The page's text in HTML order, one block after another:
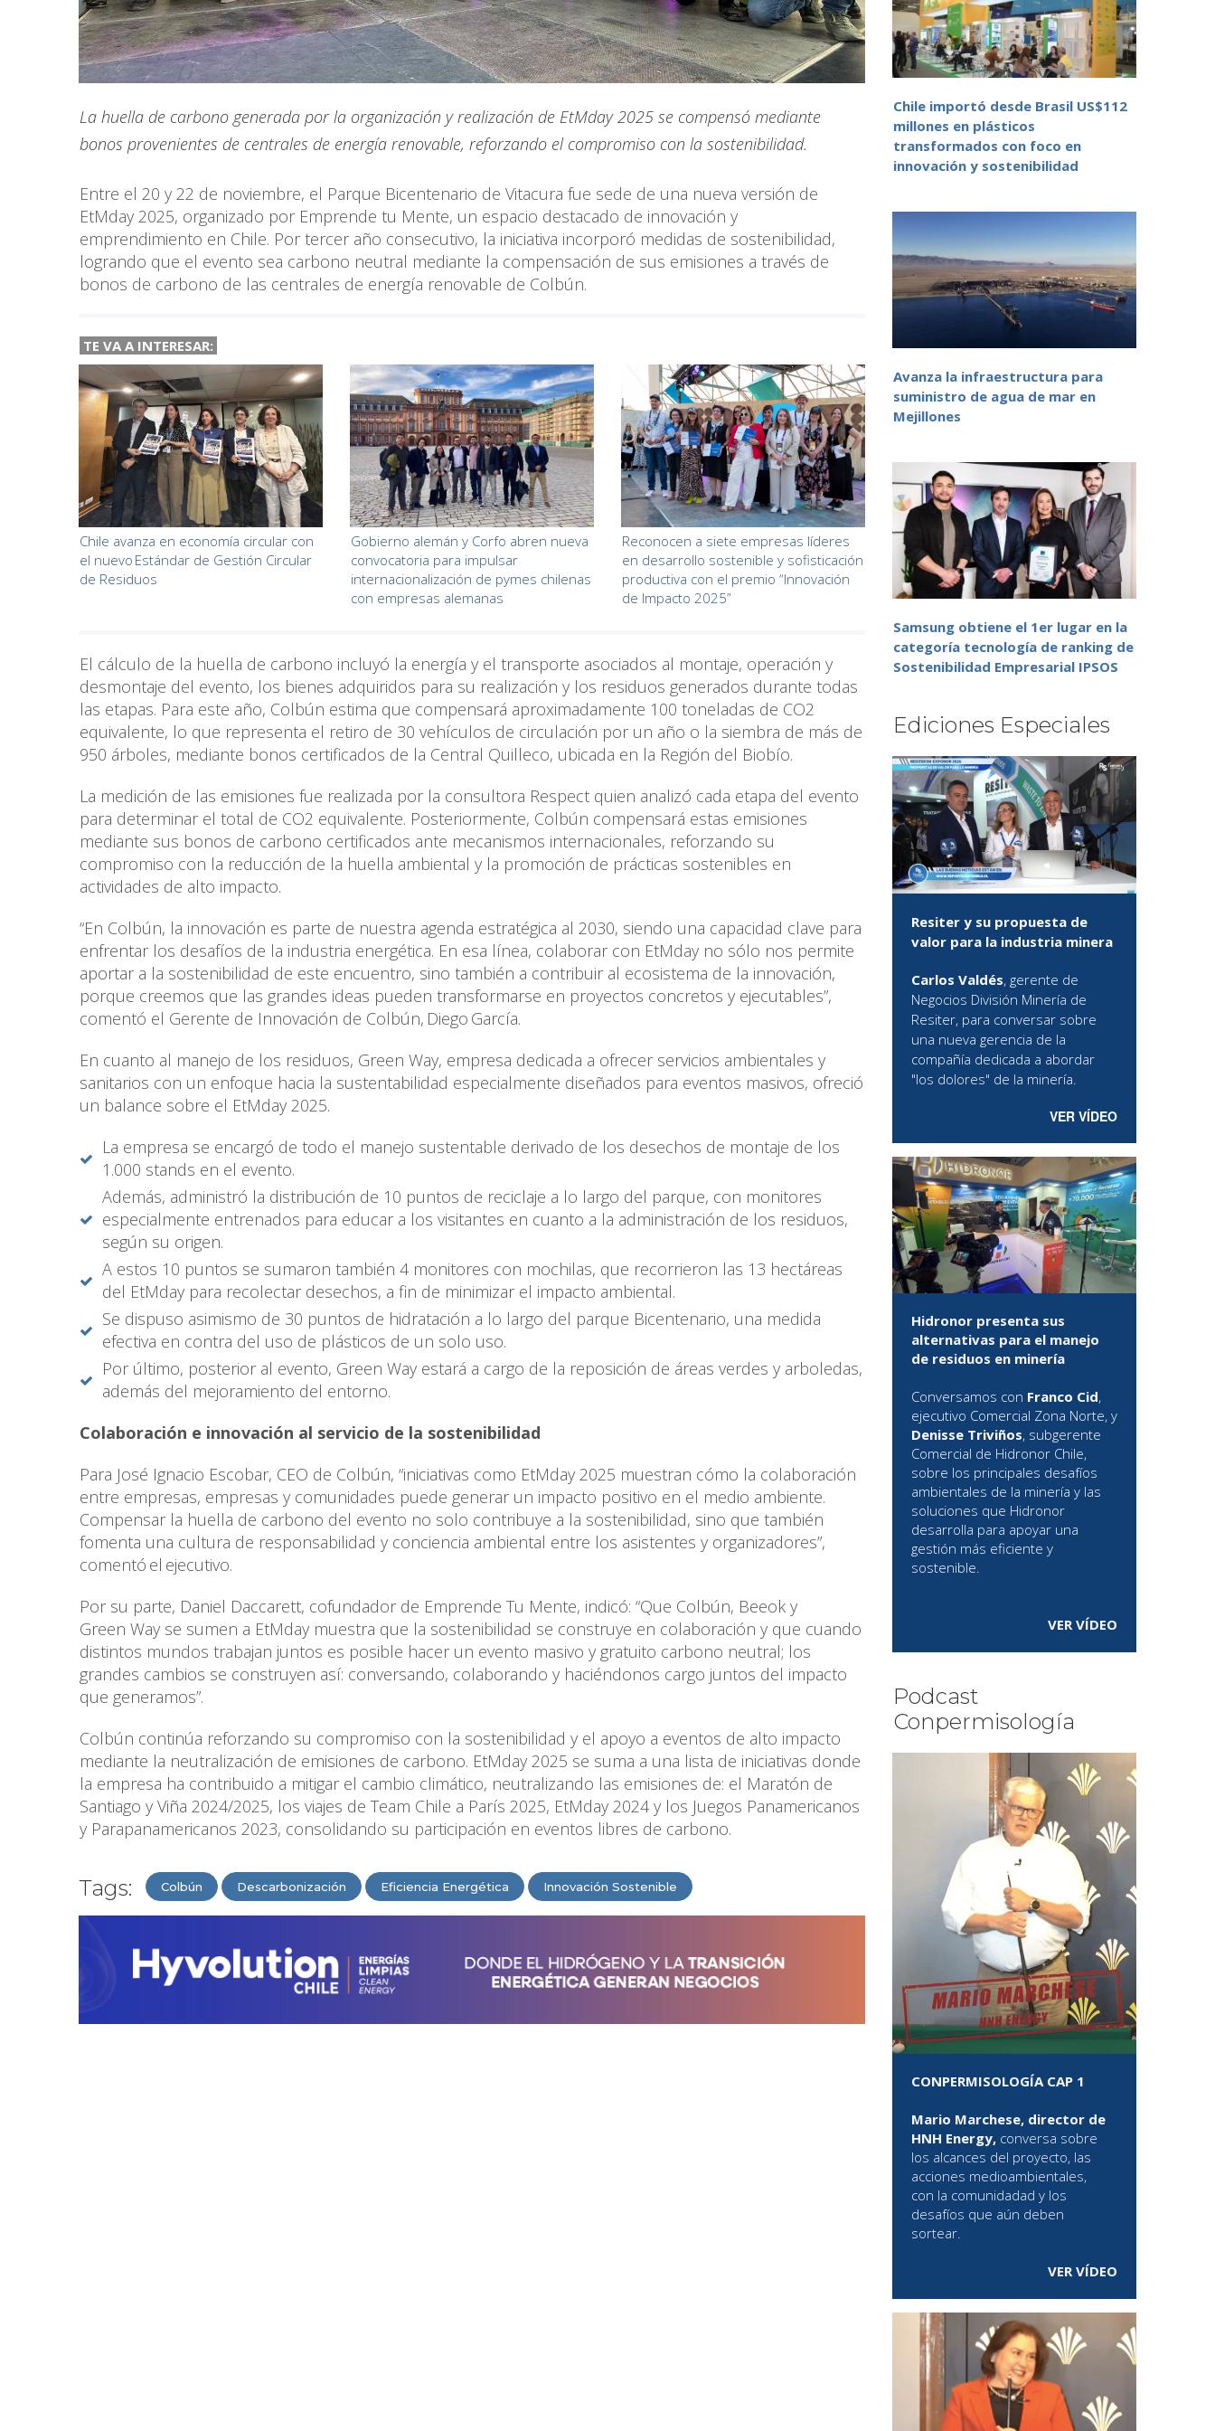
La huella de carbono generada por la organización y realización de EtMday 2025 se compensó mediante
bonos provenientes de centrales de energía renovable, reforzando el compromiso con la sostenibilidad.
Entre el 20 y 22 de noviembre, el Parque Bicentenario de Vitacura fue sede de una nueva versión de
EtMday 2025, organizado por Emprende tu Mente, un espacio destacado de innovación y
emprendimiento en Chile. Por tercer año consecutivo, la iniciativa incorporó medidas de sostenibilidad,
logrando que el evento sea carbono neutral mediante la compensación de sus emisiones a través de
bonos de carbono de las centrales de energía renovable de Colbún.
TE VA A INTERESAR:
Chile avanza en economía circular con
el nuevo Estándar de Gestión Circular
de Residuos
Gobierno alemán y Corfo abren nueva
convocatoria para impulsar
internacionalización de pymes chilenas
con empresas alemanas
Reconocen a siete empresas líderes
en desarrollo sostenible y sofisticación
productiva con el premio “Innovación
de Impacto 2025”
El cálculo de la huella de carbono incluyó la energía y el transporte asociados al montaje, operación y
desmontaje del evento, los bienes adquiridos para su realización y los residuos generados durante todas
las etapas. Para este año, Colbún estima que compensará aproximadamente 100 toneladas de CO2
equivalente, lo que representa el retiro de 30 vehículos de circulación por un año o la siembra de más de
950 árboles, mediante bonos certificados de la Central Quilleco, ubicada en la Región del Biobío.
La medición de las emisiones fue realizada por la consultora Respect quien analizó cada etapa del evento
para determinar el total de CO2 equivalente. Posteriormente, Colbún compensará estas emisiones
mediante sus bonos de carbono certificados ante mecanismos internacionales, reforzando su
compromiso con la reducción de la huella ambiental y la promoción de prácticas sostenibles en
actividades de alto impacto.
“En Colbún, la innovación es parte de nuestra agenda estratégica al 2030, siendo una capacidad clave para
enfrentar los desafíos de la industria energética. En esa línea, colaborar con EtMday no sólo nos permite
aportar a la sostenibilidad de este encuentro, sino también a contribuir al ecosistema de la innovación,
porque creemos que las grandes ideas pueden transformarse en proyectos concretos y ejecutables”,
comentó el Gerente de Innovación de Colbún, Diego García.
En cuanto al manejo de los residuos, Green Way, empresa dedicada a ofrecer servicios ambientales y
sanitarios con un enfoque hacia la sustentabilidad especialmente diseñados para eventos masivos, ofreció
un balance sobre el EtMday 2025.
La empresa se encargó de todo el manejo sustentable derivado de los desechos de montaje de los
1.000 stands en el evento.
Además, administró la distribución de 10 puntos de reciclaje a lo largo del parque, con monitores
especialmente entrenados para educar a los visitantes en cuanto a la administración de los residuos,
según su origen.
A estos 10 puntos se sumaron también 4 monitores con mochilas, que recorrieron las 13 hectáreas
del EtMday para recolectar desechos, a fin de minimizar el impacto ambiental.
Se dispuso asimismo de 30 puntos de hidratación a lo largo del parque Bicentenario, una medida
efectiva en contra del uso de plásticos de un solo uso.
Por último, posterior al evento, Green Way estará a cargo de la reposición de áreas verdes y arboledas,
además del mejoramiento del entorno.
Colaboración e innovación al servicio de la sostenibilidad
Para José Ignacio Escobar, CEO de Colbún, “iniciativas como EtMday 2025 muestran cómo la colaboración
entre empresas, empresas y comunidades puede generar un impacto positivo en el medio ambiente.
Compensar la huella de carbono del evento no solo contribuye a la sostenibilidad, sino que también
fomenta una cultura de responsabilidad y conciencia ambiental entre los asistentes y organizadores”,
comentó el ejecutivo.
Por su parte, Daniel Daccarett, cofundador de Emprende Tu Mente, indicó: “Que Colbún, Beeok y
Green Way se sumen a EtMday muestra que la sostenibilidad se construye en colaboración y que cuando
distintos mundos trabajan juntos es posible hacer un evento masivo y gratuito carbono neutral; los
grandes cambios se construyen así: conversando, colaborando y haciéndonos cargo juntos del impacto
que generamos”.
Colbún continúa reforzando su compromiso con la sostenibilidad y el apoyo a eventos de alto impacto
mediante la neutralización de emisiones de carbono. EtMday 2025 se suma a una lista de iniciativas donde
la empresa ha contribuido a mitigar el cambio climático, neutralizando las emisiones de: el Maratón de
Santiago y Viña 2024/2025, los viajes de Team Chile a París 2025, EtMday 2024 y los Juegos Panamericanos
y Parapanamericanos 2023, consolidando su participación en eventos libres de carbono.
Tags: Colbún Descarbonización Eficiencia Energética Innovación Sostenible
Chile importó desde Brasil US$112
millones en plásticos
transformados con foco en
innovación y sostenibilidad
Avanza la infraestructura para
suministro de agua de mar en
Mejillones
Samsung obtiene el 1er lugar en la
categoría tecnología de ranking de
Sostenibilidad Empresarial IPSOS
Ediciones Especiales
Resiter y su propuesta de
valor para la industria minera
Carlos Valdés, gerente de
Negocios División Minería de
Resiter, para conversar sobre
una nueva gerencia de la
compañía dedicada a abordar
"los dolores" de la minería.
VER VÍDEO
Hidronor presenta sus
alternativas para el manejo
de residuos en minería
Conversamos con Franco Cid,
ejecutivo Comercial Zona Norte, y
Denisse Triviños, subgerente
Comercial de Hidronor Chile,
sobre los principales desafíos
ambientales de la minería y las
soluciones que Hidronor
desarrolla para apoyar una
gestión más eficiente y
sostenible.
VER VÍDEO
Podcast
Conpermisología
CONPERMISOLOGÍA CAP 1
Mario Marchese, director de
HNH Energy, conversa sobre
los alcances del proyecto, las
acciones medioambientales,
con la comunidadad y los
desafíos que aún deben
sortear.
VER VÍDEO